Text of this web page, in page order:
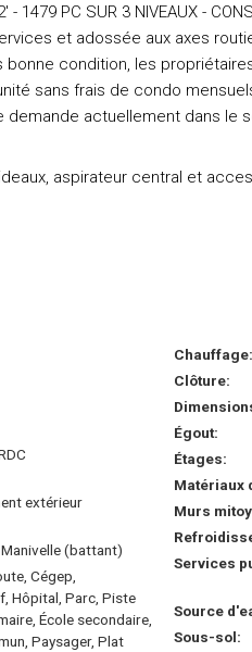
- 1479 PC SUR 3 NIVEAUX -
et adossée aux axes
condition, les
sans frais de condo
actuellement dans le
aspirateur central et
extérieur
(battant)
Cégep,
Hôpital, Parc, Piste
École secondaire,
Paysager, Plat
Chauffage:
Clôture:
Égout:
Étages:
Matériaux
Murs
Services
Source
Sous-sol: